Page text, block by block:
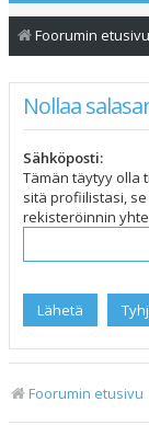
Foorumin etusivu
Nollaa
Sähköposti:
Tämän täytyy olla
sitä profiilistasi,
rekisteröinnin
Foorumin etusivu